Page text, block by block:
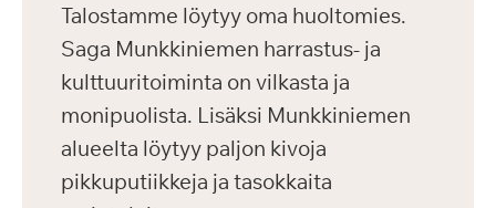
Talostamme löytyy oma huoltomies.
Saga Munkkiniemen harrastus- ja
kulttuuritoiminta on vilkasta ja
monipuolista. Lisäksi Munkkiniemen
alueelta löytyy paljon kivoja
pikkuputiikkeja ja tasokkaita